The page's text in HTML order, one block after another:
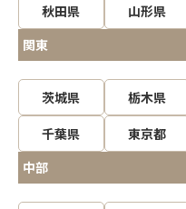
秋田県
山形県
関東
茨城県 栃木県
千葉県
東京都
中部